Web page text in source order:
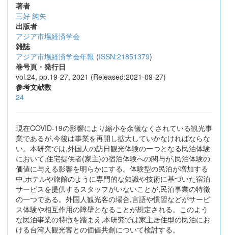
著者
三好 純矢
出版者
アジア市場経済学会
雑誌
アジア市場経済学会年報 (ISSN:21851379)
巻号頁・発行日
vol.24, pp.19-27, 2021 (Released:2021-09-27)
参考文献数
24
現在COVID-19の影響により縮小を余儀なくされている観光事
業であるが,今後は事業を再開し拡大していかなければならな
い。本研究では,外国人の訪日観光体験の一つとなる民泊体験
において,住宅提供者(家主)の宿泊体験への関与が,民泊体験の
価値に与える影響を明らかにする。体験型の民泊が増加する
中,ホテルや旅館のように専門的な知識や技術に基づいた宿泊
サービスを提供するスタッフがいないことが,民泊事業の特徴
の一つである。外国人観光客の場合,言語や慣習などがサービ
ス体験や相互作用の障壁となることが想定される。このよう
な民泊事業の特徴を踏まえ,本研究では家主居住型の民泊にお
ける台湾人観光客との価値共創について検討する。